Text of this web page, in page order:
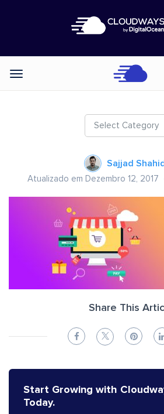
Categories
Select Category
Sajjad Shahid
Atualizado em Dezembro 12, 2017
Share This
Start Growing with
Today.